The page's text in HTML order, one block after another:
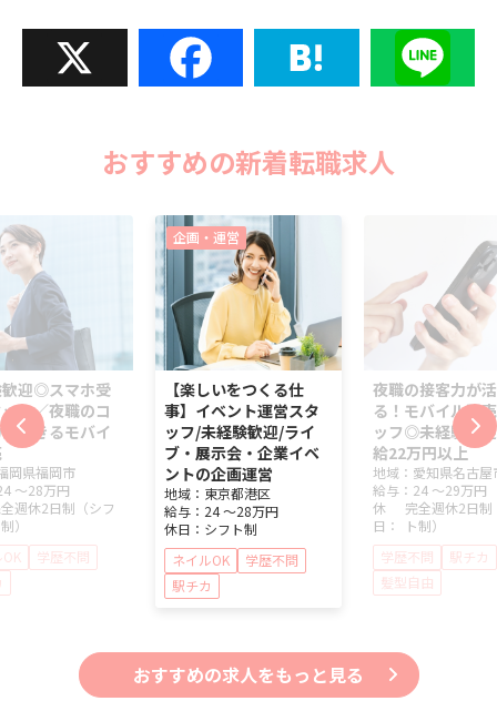
Facebook Hatena Line
おすすめの新着転職求人
迎◎スマホ受
フ／夜職のコ
活きるモバイ
岡県福岡市
～28万円
週休2日制（シフ
）
学歴不問
企画・運営
【楽しいをつくる仕
事】イベント運営スタ
ッフ/未経験歓迎/ライ
ブ・展示会・企業イベ
ントの企画運営
地域： 東京都港区
給与： 24 ～28万円
休日： シフト制
ネイルOK
学歴不問
駅チカ
夜職の接客力が
る！モバイル販
ッフ◎未経験歓
給22万円以上
地域： 愛知県名古屋
給与： 24 ～29万円
休
日：
完全週休2日制
ト制）
学歴不問
駅チカ
髪型自由
おすすめの求人をもっと見る